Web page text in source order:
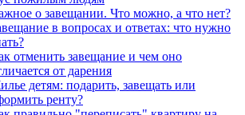
о завещании. Что можно, а что нет?
в вопросах и ответах: что нужно
отменить завещание и чем оно
от дарения
детям: подарить, завещать или
ренту?